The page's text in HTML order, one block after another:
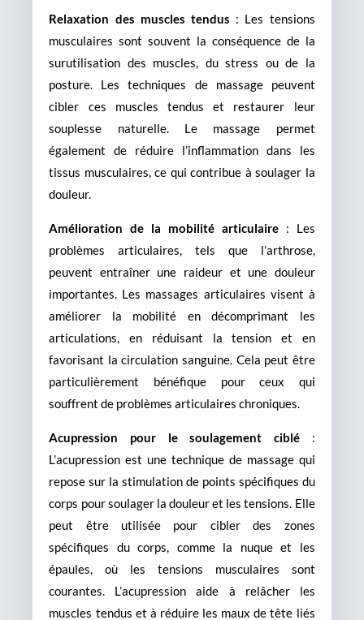
Relaxation des muscles tendus : Les tensions
musculaires sont souvent la conséquence de la
surutilisation des muscles, du stress ou de la
posture. Les techniques de massage peuvent
cibler ces muscles tendus et restaurer leur
souplesse naturelle. Le massage permet
également de réduire l’inflammation dans les
tissus musculaires, ce qui contribue à soulager la
douleur.
Amélioration de la mobilité articulaire: Les
problèmes articulaires, tels que l’arthrose,
peuvent entraîner une raideur et une douleur
importantes. Les massages articulaires visent à
améliorer la mobilité en décomprimant les
articulations, en réduisant la tension et en
favorisant la circulation sanguine. Cela peut être
particulièrement bénéfique pour ceux qui
souffrent de problèmes articulaires chroniques.
Acupression pour le soulagement ciblé:
L’acupression est une technique de massage qui
repose sur la stimulation de points spécifiques du
corps pour soulager la douleur et les tensions. Elle
peut être utilisée pour cibler des zones
spécifiques du corps, comme la nuque et les
épaules, où les tensions musculaires sont
courantes. L’acupression aide à relâcher les
muscles tendus et à réduire les maux de tête liés